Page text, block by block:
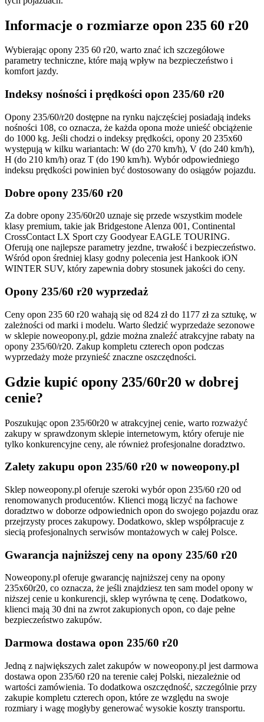
Informacje o rozmiarze opon 235 60 r20
Wybierając opony 235 60 r20, warto znać ich szczegółowe
parametry techniczne, które mają wpływ na bezpieczeństwo i
komfort jazdy.
Indeksy nośności i prędkości opon 235/60 r20
Opony 235/60/r20 dostępne na rynku najczęściej posiadają indeks
nośności 108, co oznacza, że każda opona może unieść obciążenie
do 1000 kg. Jeśli chodzi o indeksy prędkości, opony 20 235x60
występują w kilku wariantach: W (do 270 km/h), V (do 240 km/h),
H (do 210 km/h) oraz T (do 190 km/h). Wybór odpowiedniego
indeksu prędkości powinien być dostosowany do osiągów pojazdu.
Dobre opony 235/60 r20
Za dobre opony 235/60r20 uznaje się przede wszystkim modele
klasy premium, takie jak Bridgestone Alenza 001, Continental
CrossContact LX Sport czy Goodyear EAGLE TOURING.
Oferują one najlepsze parametry jezdne, trwałość i bezpieczeństwo.
Wśród opon średniej klasy godny polecenia jest Hankook iON
WINTER SUV, który zapewnia dobry stosunek jakości do ceny.
Opony 235/60 r20 wyprzedaż
Ceny opon 235 60 r20 wahają się od 824 zł do 1177 zł za sztukę, w
zależności od marki i modelu. Warto śledzić wyprzedaże sezonowe
w sklepie noweopony.pl, gdzie można znaleźć atrakcyjne rabaty na
opony 235/60/r20. Zakup kompletu czterech opon podczas
wyprzedaży może przynieść znaczne oszczędności.
Gdzie kupić opony 235/60r20 w dobrej
cenie?
Poszukując opon 235/60r20 w atrakcyjnej cenie, warto rozważyć
zakupy w sprawdzonym sklepie internetowym, który oferuje nie
tylko konkurencyjne ceny, ale również profesjonalne doradztwo.
Zalety zakupu opon 235/60 r20 w noweopony.pl
Sklep noweopony.pl oferuje szeroki wybór opon 235/60 r20 od
renomowanych producentów. Klienci mogą liczyć na fachowe
doradztwo w doborze odpowiednich opon do swojego pojazdu oraz
przejrzysty proces zakupowy. Dodatkowo, sklep współpracuje z
siecią profesjonalnych serwisów montażowych w całej Polsce.
Gwarancja najniższej ceny na opony 235/60 r20
Noweopony.pl oferuje gwarancję najniższej ceny na opony
235x60r20, co oznacza, że jeśli znajdziesz ten sam model opony w
niższej cenie u konkurencji, sklep wyrówna tę cenę. Dodatkowo,
klienci mają 30 dni na zwrot zakupionych opon, co daje pełne
bezpieczeństwo zakupów.
Darmowa dostawa opon 235/60 r20
Jedną z największych zalet zakupów w noweopony.pl jest darmowa
dostawa opon 235/60 r20 na terenie całej Polski, niezależnie od
wartości zamówienia. To dodatkowa oszczędność, szczególnie przy
zakupie kompletu czterech opon, które ze względu na swoje
rozmiary i wagę mogłyby generować wysokie koszty transportu.